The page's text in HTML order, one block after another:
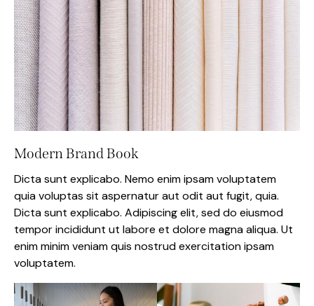
Modern Brand Book
Dicta sunt explicabo. Nemo enim ipsam voluptatem
quia voluptas sit aspernatur aut odit aut fugit, quia.
Dicta sunt explicabo. Adipiscing elit, sed do eiusmod
tempor incididunt ut labore et dolore magna aliqua. Ut
enim minim veniam quis nostrud exercitation ipsam
voluptatem.